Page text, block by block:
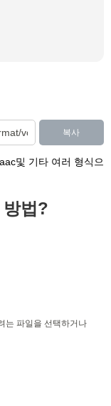
복사
및 기타 여러 형식으
법?
는 파일을 선택하거나